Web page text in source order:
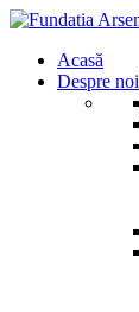
Acasă
Despre noi